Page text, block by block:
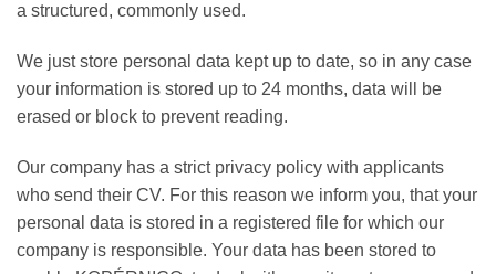
a structured, commonly used.
We just store personal data kept up to date, so in any case
your information is stored up to 24 months, data will be
erased or block to prevent reading.
Our company has a strict privacy policy with applicants
who send their CV. For this reason we inform you, that your
personal data is stored in a registered file for which our
company is responsible. Your data has been stored to